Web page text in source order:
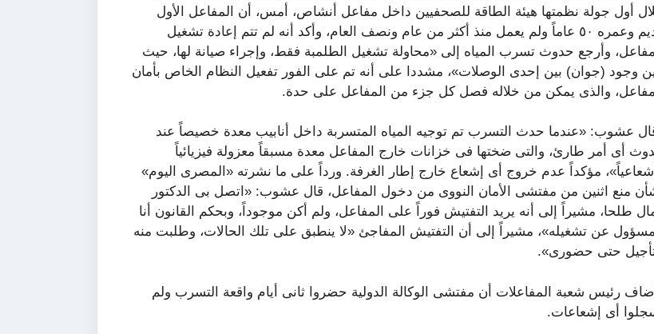
أول جولة نظمتها هيئة الطاقة للصحفيين داخل مفاعل أنشاص، أمس، أن المفاعل الأول
قديم وعمره ٥٠ عاماً ولم يعمل منذ أكثر من عام ونصف العام، وأكد أنه لم تتم إعادة تشغيل
وأرجع حدوث تسرب المياه إلى «محاولة تشغيل الطلمبة فقط، وإجراء صيانة لها، حيث
وجود (جوان) بين إحدى الوصلات»، مشددا على أنه تم على الفور تفعيل النظام الخاص بأمان
والذى يمكن من خلاله فصل كل جزء من المفاعل على حدة.
عشوب: «عندما حدث التسرب تم توجيه المياه المتسربة داخل أنابيب معدة خصيصاً عند
أى أمر طارئ، والتى ضختها فى خزانات خارج المفاعل معدة مسبقاً معزولة فيزيائياً
مؤكداً عدم خروج أى إشعاع خارج إطار الغرفة. ورداً على ما نشرته «المصرى اليوم»
منع اثنين من مفتشى الأمان النووى من دخول المفاعل، قال عشوب: «اتصل بى الدكتور
طلحا، مشيراً إلى أنه يريد التفتيش فوراً على المفاعل، ولم أكن موجوداً، وبحكم القانون أنا
عن تشغيله»، مشيراً إلى أن التفتيش المفاجئ «لا ينطبق على تلك الحالات، وطلبت منه
حتى حضورى».
رئيس شعبة المفاعلات أن مفتشى الوكالة الدولية حضروا ثانى أيام واقعة التسرب ولم
أى إشعاعات.